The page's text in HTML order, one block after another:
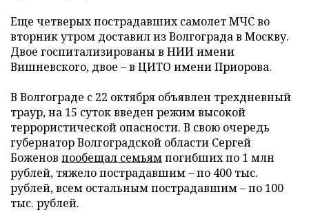
Еще четверых пострадавших самолет МЧС во
вторник утром доставил из Волгограда в Москву.
Двое госпитализированы в НИИ имени
Вишневского, двое – в ЦИТО имени Приорова.
В Волгограде с 22 октября объявлен трехдневный
траур, на 15 суток введен режим высокой
террористической опасности. В свою очередь
губернатор Волгоградской области Сергей
Боженов пообещал семьямпогибших по 1 млн
рублей, тяжело пострадавшим – по 400 тыс.
рублей, всем остальным пострадавшим – по 100
тыс. рублей.